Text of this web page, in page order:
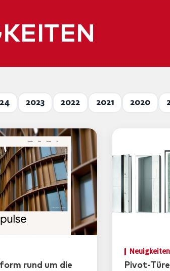
2023 2022 2021 2020
rund um die
Neuigkeiten
Pivot-